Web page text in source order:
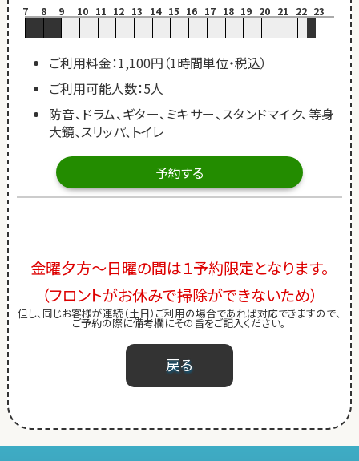
7 8 9 10 11 12 13 14 15 16 17 18 19 20 21 22 23
ご利用料金：1,100円（1時間単位・税込）
ご利用可能人数：5人
防音、ドラム、ギター、ミキサー、スタンドマイク、等身
大鏡、スリッパ、トイレ
予約する
金曜夕方～日曜の間は１予約限定となります。
（フロントがお休みで掃除ができないため）
但し、同じお客様が連続（土日）ご利用の場合であれば対応できますので、
ご予約の際に備考欄にその旨をご記入ください。
戻る